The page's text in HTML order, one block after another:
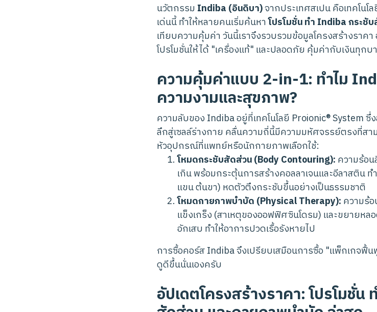
นวัตกรรม Indiba (อินดิบา)จากประเทศสเปน คือเทคโน
เด่นนี้ ทำให้หลายคนเริ่มค้นหาโปรโมชั่น ทำ Indiba กระชั
เทียบความคุ้มค่า วันนี้เราจึงรวบรวมข้อมูลโครงสร้างราค
โปรโมชั่นให้ได้ "เครื่องแท้" และปลอดภัย คุ้มค่ากับเงินทุ
ความคุ้มค่าแบบ 2-in-1: ทำไม
ความงามและสุขภาพ?
ความลับของ Indiba อยู่ที่เทคโนโลยี Proionic® System
ลึกสู่เซลล์ร่างกาย คลื่นความถี่นี้มีความมหัศจรรย์ตรงที่ส
หัวอุปกรณ์ที่แพทย์หรือนักกายภาพเลือกใช้:
โหมดกระชับสัดส่วน (Body Contouring): ความร้อน
เกิน พร้อมกระตุ้นการสร้างคอลลาเจนและอีลาสติน
แขน ต้นขา) หดตัวตึงกระชับขึ้นอย่างเป็นธรรมชาติ
โหมดกายภาพบำบัด (Physical Therapy): ความร้
แข็งเกร็ง (สาเหตุของออฟฟิศซินโดรม) และขยายหล
อักเสบ ทำให้อาการปวดเรื้อรังหายไป
การซื้อคอร์ส Indiba จึงเปรียบเสมือนการซื้อ "แพ็กเกจฟื้
ดูดีขึ้นนั่นเองครับ
อัปเดตโครงสร้างราคา: โปรโมชั่น